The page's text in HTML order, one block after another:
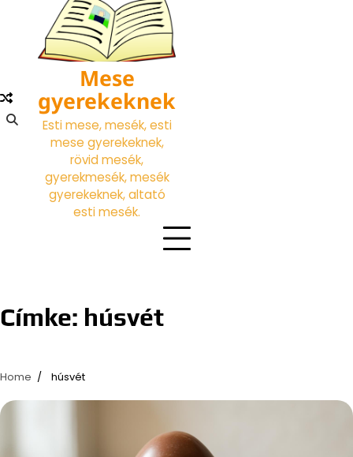
content
Mese
gyerekeknek
Esti mese, mesék, esti
mese gyerekeknek,
rövid mesék,
gyerekmesék, mesék
gyerekeknek, altató
esti mesék.
Címke: húsvét
Home húsvét